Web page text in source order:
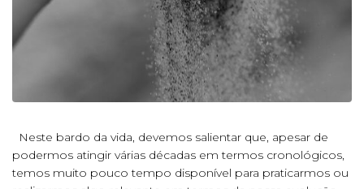
Neste bardo da vida, devemos salientar que, apesar de
podermos atingir várias décadas em termos cronológicos,
temos muito pouco tempo disponível para praticarmos ou